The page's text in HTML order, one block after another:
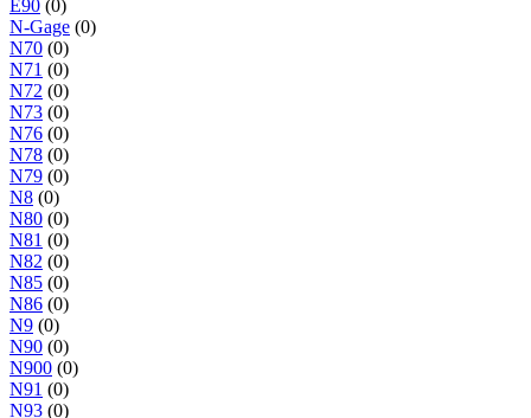
E90 (0)
N-Gage (0)
N70 (0)
N71 (0)
N72 (0)
N73 (0)
N76 (0)
N78 (0)
N79 (0)
N8 (0)
N80 (0)
N81 (0)
N82 (0)
N85 (0)
N86 (0)
N9 (0)
N90 (0)
N900 (0)
N91 (0)
N93 (0)